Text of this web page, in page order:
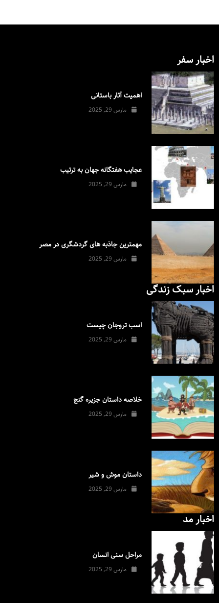
اخبار سفر
اهمیت آثار باستانی
مارس 29, 2025
عجایب هفتگانه جهان به ترتیب
مارس 29, 2025
مهمترین جاذبه های گردشگری در مصر
مارس 29, 2025
اخبار سبک زندگی
اسب تروجان چیست
مارس 29, 2025
خلاصه داستان جزیره گنج
مارس 29, 2025
داستان موش و شیر
مارس 29, 2025
اخبار مد
مراحل سنی انسان
مارس 29, 2025